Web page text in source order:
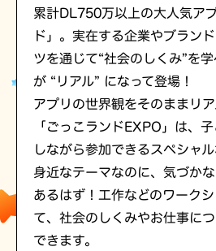
累計DL750万以上の大人気ア
ド」。実在する企業やブラン
ツを通じて“社会のしくみ”を
が “リアル” になって登場！
アプリの世界観をそのままリ
「ごっこランドEXPO」は、
しながら参加できるスペシャル
身近なテーマなのに、気づか
あるはず！工作などのワーク
て、社会のしくみやお仕事に
できます。